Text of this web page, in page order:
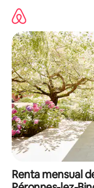
contenido
Renta mensual